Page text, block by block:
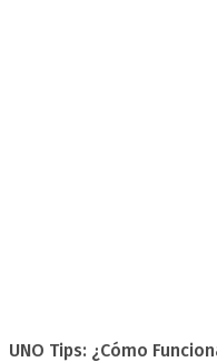
UNO Tips: ¿Cómo